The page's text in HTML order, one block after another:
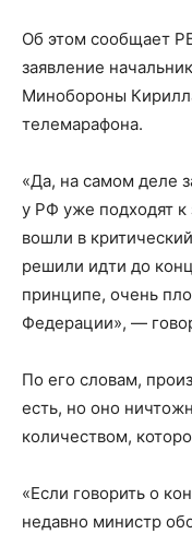
Об этом сообщает
заявление
Минобороны
телемарафона.
«Да, на самом деле
у РФ уже подходят
вошли в
решили идти до
принципе, очень
Федерации», —
По его словам,
есть, но оно
количеством,
«Если говорить о
недавно министр